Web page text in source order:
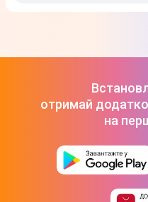
Джерело живлення
Батарейка АА
Батарейка AAA
Час автономної роботи
отримай
на